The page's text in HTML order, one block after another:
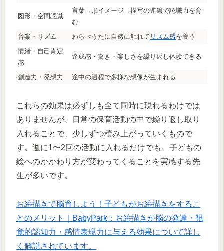
図形・空間認識
言葉→形イメージ→描写の連鎖で認識力を育
む
音楽・リズム
わらべうたに自然に触れて リズム感を養う
情緒・自己肯定
感
達成感・驚き・楽しさを繰り返し体験できる
創造力・発想力 途中の過程で多様な想像が生まれる
これらの効果は必ずしも全て同時に現れるわけでは
ありませんが、日常の保育活動の中で繰り返し取り
入れることで、少しずつ積み上がっていくもので
す。週に1〜2回の活動に入れるだけでも、子どもの
絵へのかかわり方が変わってくることを実感する先
生が多いです。
お絵描きで脳育しよう！子どもがお絵描きをするこ
とのメリット｜BabyPark：お絵描きが脳の発達・視
覚的認知力・感情表現力に与える効果について詳し
く解説されています。